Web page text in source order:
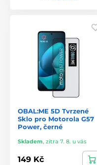
OBAL:ME 5D Tvrzené
Sklo pro Motorola G57
Power, černé
Skladem, zítra 7. 8. u vás
149 Kč